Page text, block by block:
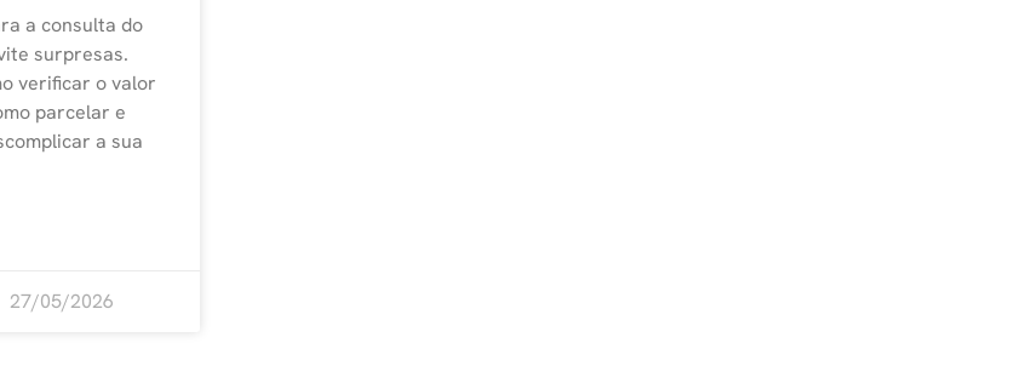
a consulta do
surpresas.
verificar o valor
parcelar e
a sua
27/05/2026